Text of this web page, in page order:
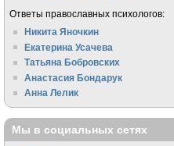
Ответы православных психологов:
Никита Яночкин
Екатерина Усачева
Татьяна Бобровских
Анастасия Бондарук
Анна Лелик
Мы в социальных сетях